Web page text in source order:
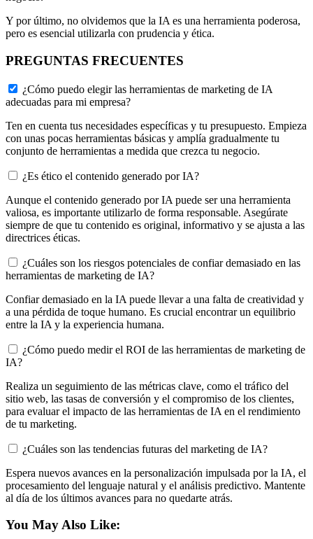
Y por último, no olvidemos que la IA es una herramienta poderosa,
pero es esencial utilizarla con prudencia y ética.
PREGUNTAS FRECUENTES
¿Cómo puedo elegir las herramientas de marketing de IA
adecuadas para mi empresa?
Ten en cuenta tus necesidades específicas y tu presupuesto. Empieza
con unas pocas herramientas básicas y amplía gradualmente tu
conjunto de herramientas a medida que crezca tu negocio.
¿Es ético el contenido generado por IA?
Aunque el contenido generado por IA puede ser una herramienta
valiosa, es importante utilizarlo de forma responsable. Asegúrate
siempre de que tu contenido es original, informativo y se ajusta a las
directrices éticas.
¿Cuáles son los riesgos potenciales de confiar demasiado en las
herramientas de marketing de IA?
Confiar demasiado en la IA puede llevar a una falta de creatividad y
a una pérdida de toque humano. Es crucial encontrar un equilibrio
entre la IA y la experiencia humana.
¿Cómo puedo medir el ROI de las herramientas de marketing de
IA?
Realiza un seguimiento de las métricas clave, como el tráfico del
sitio web, las tasas de conversión y el compromiso de los clientes,
para evaluar el impacto de las herramientas de IA en el rendimiento
de tu marketing.
¿Cuáles son las tendencias futuras del marketing de IA?
Espera nuevos avances en la personalización impulsada por la IA, el
procesamiento del lenguaje natural y el análisis predictivo. Mantente
al día de los últimos avances para no quedarte atrás.
You May Also Like: